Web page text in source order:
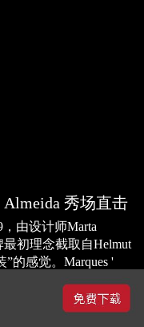
Almeida 秀场直击
，由设计师Marta
最初理念截取自Helmut
的感觉。Marques '
衣帽衫配以未完工感
层叠领毛衣，怪异有
2016-09-06 20:35
0